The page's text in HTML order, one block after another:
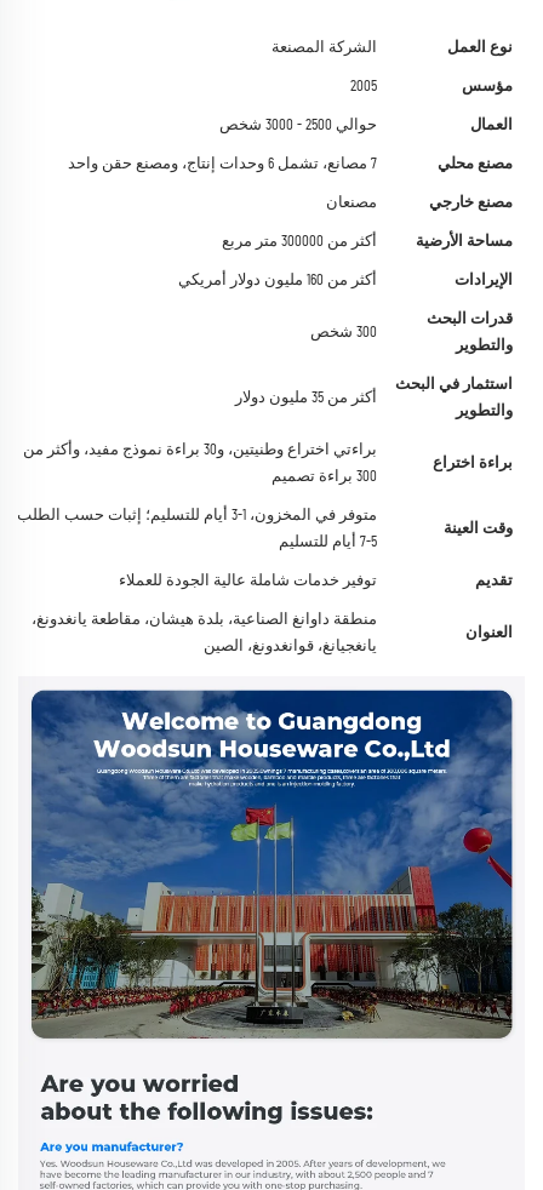
نوع العمل الشركة المصنعة
مؤسس 2005
العمال حوالي 2500 - 3000 شخص
مصنع محلي 7 مصانع، تشمل 6 وحدات إنتاج، ومصنع حقن واحد
مصنع خارجي مصنعان
مساحة الأرضية أكثر من 300000 متر مربع
الإيرادات أكثر من 160 مليون دولار أمريكي
قدرات البحث
والتطوير
300 شخص
استثمار في البحث
والتطوير
أكثر من 35 مليون دولار
براءة اختراع
براءتي اختراع وطنيتين، و30 براءة نموذج مفيد، وأكثر من
300 براءة تصميم
وقت العينة
متوفر في المخزون، 1-3 أيام للتسليم؛ إثبات حسب الطلب،
5-7 أيام للتسليم
تقديم توفير خدمات شاملة عالية الجودة للعملاء
العنوان
منطقة داوانغ الصناعية، بلدة هيشان، مقاطعة يانغدونغ،
يانغجيانغ، قوانغدونغ، الصين